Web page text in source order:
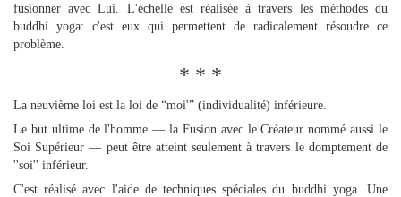
fusionner avec Lui. L'échelle est réalisée à travers les méthodes du
buddhi yoga: c'est eux qui permettent de radicalement résoudre ce
problème.
* * *
La neuvième loi est la loi de “moi'” (individualité) inférieure.
Le but ultime de l'homme — la Fusion avec le Créateur nommé aussi le
Soi Supérieur — peut être atteint seulement à travers le domptement de
''soi'' inférieur.
C'est réalisé avec l'aide de techniques spéciales du buddhi yoga. Une